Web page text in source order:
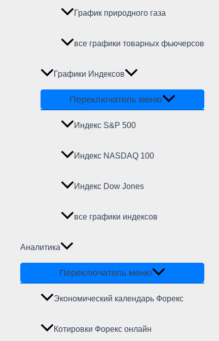
График природного газа
все графики товарных фьючерсов
Графики Индексов
Переключатель меню
Индекс S&P 500
Индекс NASDAQ 100
Индекс Dow Jones
все графики индексов
Аналитика
Переключатель меню
Экономический календарь Форекс
Котировки Форекс онлайн